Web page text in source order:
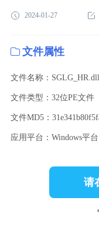
2024-01-27
文件属性
文件名称：SGLG_HR.dll
文件类型：32位PE文件
应用平台：Windows平台
请